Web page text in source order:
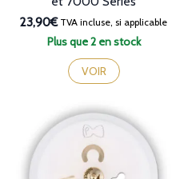
Plus que 2 en stock
23,90€TVA incluse, si applicable
VOIR